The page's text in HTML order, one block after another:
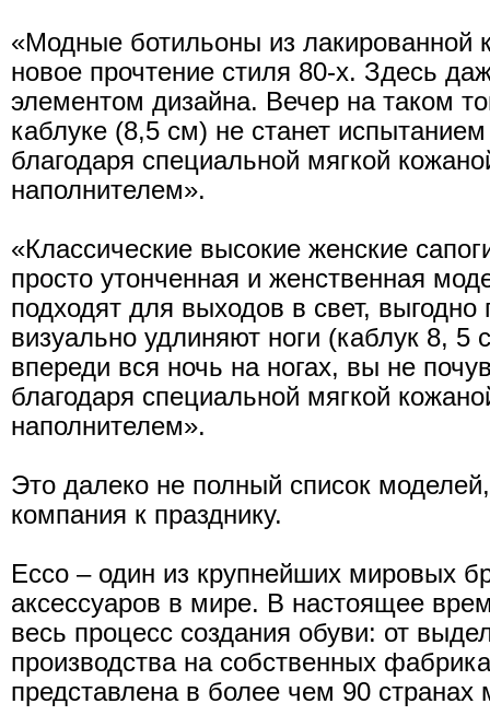
«Модные ботильоны из лакированной
новое прочтение стиля 80-х. Здесь
элементом дизайна. Вечер на таком
каблуке (8,5 см) не станет
благодаря специальной мягкой
наполнителем».
«Классические высокие женские
просто утонченная и женственная
подходят для выходов в свет, выгодно
визуально удлиняют ноги (каблук 8,
впереди вся ночь на ногах, вы не
благодаря специальной мягкой
наполнителем».
Это далеко не полный список
компания к празднику.
Eссо – один из крупнейших мировых
аксессуаров в мире. В настоящее
весь процесс создания обуви: от
производства на собственных
представлена в более чем 90 странах